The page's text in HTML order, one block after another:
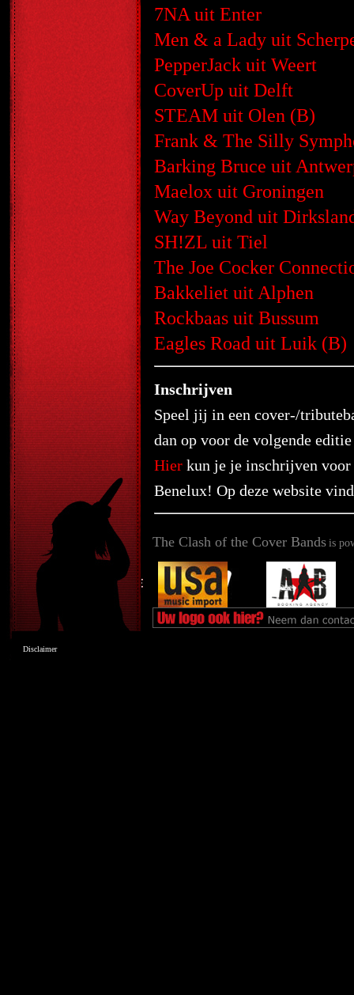
7NA uit Enter
Men & a Lady uit
PepperJack uit Weert
CoverUp uit Delft
STEAM uit Olen (B)
Frank & The Silly
Barking Bruce uit
Maelox uit Groningen
Way Beyond uit
SH!ZL uit Tiel
The Joe Cocker
Bakkeliet uit Alphen
Rockbaas uit Bussum
Eagles Road uit Luik (B)
Inschrijven
Speel jij in een cover-/
dan op voor de volgende
Hier kun je je inschrijven voor
Benelux! Op deze website
The Clash of the Cover Bands is
Disclaimer